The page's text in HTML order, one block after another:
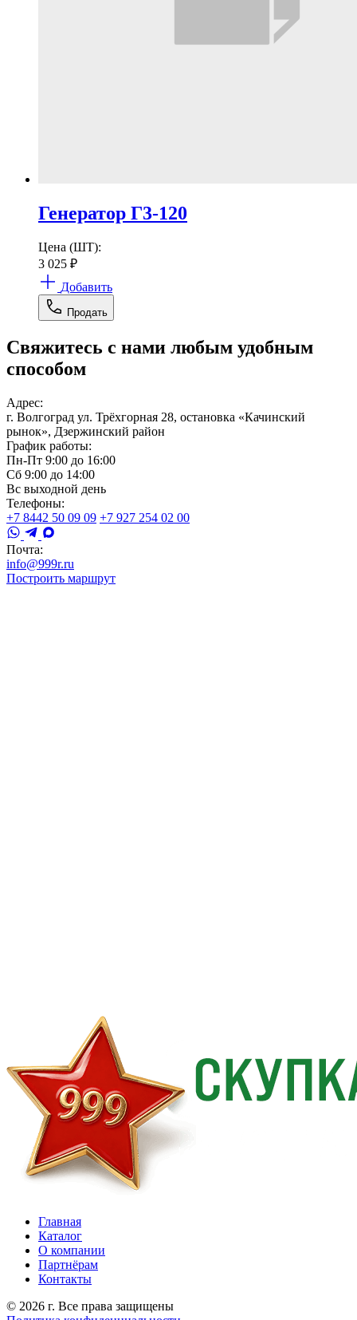
Генератор Г3-120
Цена (ШТ):
3 025 ₽
Добавить
Продать
Свяжитесь с нами любым удобным
способом
Адрес:
г. Волгоград ул. Трёхгорная 28, остановка «Качинский
рынок», Дзержинский район
График работы:
Пн-Пт 9:00 до 16:00
Сб 9:00 до 14:00
Вс выходной день
Телефоны:
+7 8442 50 09 09 +7 927 254 02 00
Почта:
info@999r.ru
Построить маршрут
Главная
Каталог
О компании
Партнёрам
Контакты
© 2026 г. Все права защищены